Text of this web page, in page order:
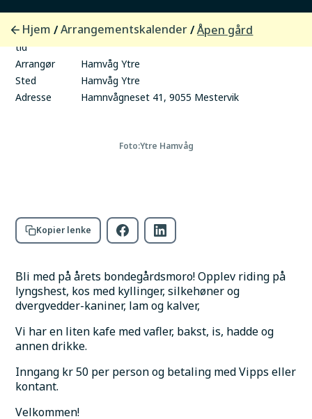
Hjem /Arrangementskalender /Åpen gård
Sluttdato /
tid
25.07.2026 kl 15.00
Arrangør
Hamvåg Ytre
Sted
Hamvåg Ytre
Adresse
Hamnvågneset 41, 9055 Mestervik
Foto:Ytre Hamvåg
Kopier lenke
Bli med på årets bondegårdsmoro! Opplev riding på
lyngshest, kos med kyllinger, silkehøner og
dvergvedder-kaniner, lam og kalver,
Vi har en liten kafe med vafler, bakst, is, hadde og
annen drikke.
Inngang kr 50 per person og betaling med Vipps eller
kontant.
Velkommen!